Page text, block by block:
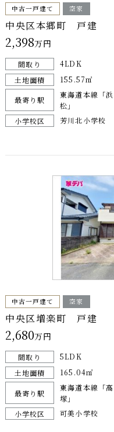
中古一戸建て 空家
中央区本郷町 戸建
2,398万円
間取り 4LDK
土地面積
155.57㎡
最寄り駅
東海道本線「浜
松」
小学校区 芳川北小学校
中古一戸建て 空家
中央区増楽町 戸建
2,680万円
間取り 5LDK
土地面積
165.04㎡
最寄り駅
東海道本線「高
塚」
小学校区
可美小学校